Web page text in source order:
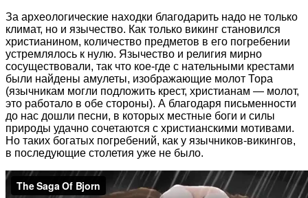
За археологические находки благодарить надо не только
климат, но и язычество. Как только викинг становился
христианином, количество предметов в его погребении
устремлялось к нулю. Язычество и религия мирно
сосуществовали, так что кое-где с нательными крестами
были найдены амулеты, изображающие молот Тора
(язычникам могли подложить крест, христианам — молот,
это работало в обе стороны). А благодаря письменности
до нас дошли песни, в которых местные боги и силы
природы удачно сочетаются с христианскими мотивами.
Но таких богатых погребений, как у язычников-викингов,
в последующие столетия уже не было.